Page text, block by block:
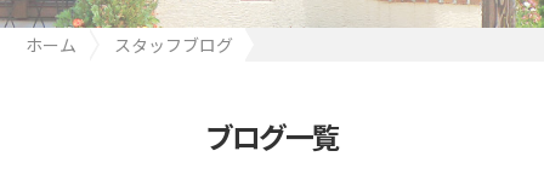
ホーム
スタッフブログ
ブログ一覧